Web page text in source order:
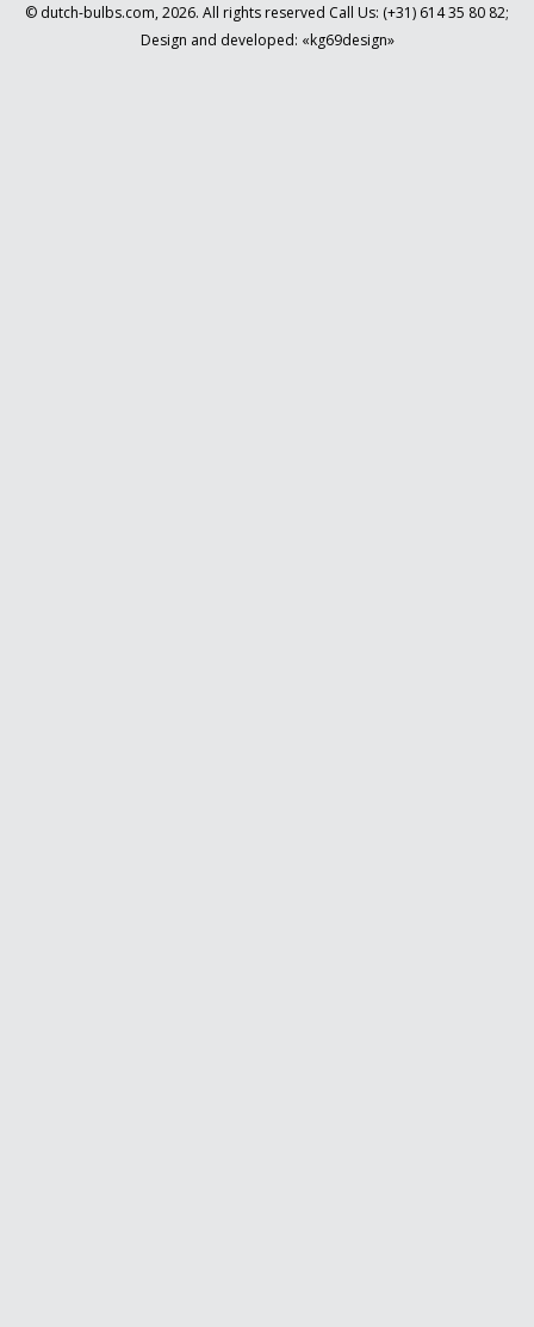
© dutch-bulbs.com, 2026. All rights reserved Call Us: (+31) 614 35 80 82;
Design and developed: «kg69design»